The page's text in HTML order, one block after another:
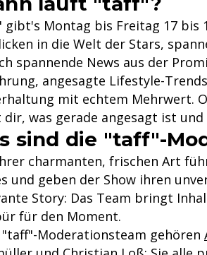
gibt's Montag bis Freitag 17 bis
in die Welt der Stars,
spannende News aus der
angesagte Lifestyle-
mit echtem Mehrwert.
dir, was gerade angesagt ist
sind die "taff"-
charmanten, frischen Art
und geben der Show ihren
Story: Das Team bringt
für den Moment.
"taff"-Moderationsteam gehören